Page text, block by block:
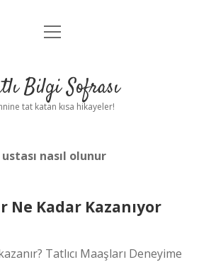
Anasayfa
Yasal Uyarı
menüyü
Bilgi Sofrası
tat katan kısa hikayeler!
nasıl olunur
Ne Kadar Kazanıyor
Tatlıcı Maaşları Deneyime